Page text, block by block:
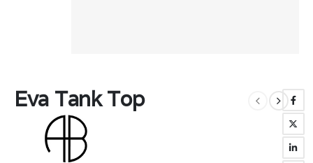
Eva Tank Top